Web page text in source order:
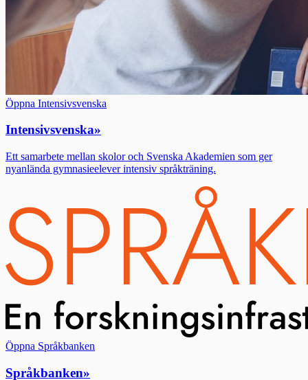
Öppna Intensivsvenska
Intensivsvenska»
Ett samarbete mellan skolor och Svenska Akademien som ger
nyanlända gymnasieelever intensiv språkträning.
Öppna Språkbanken
Språkbanken»